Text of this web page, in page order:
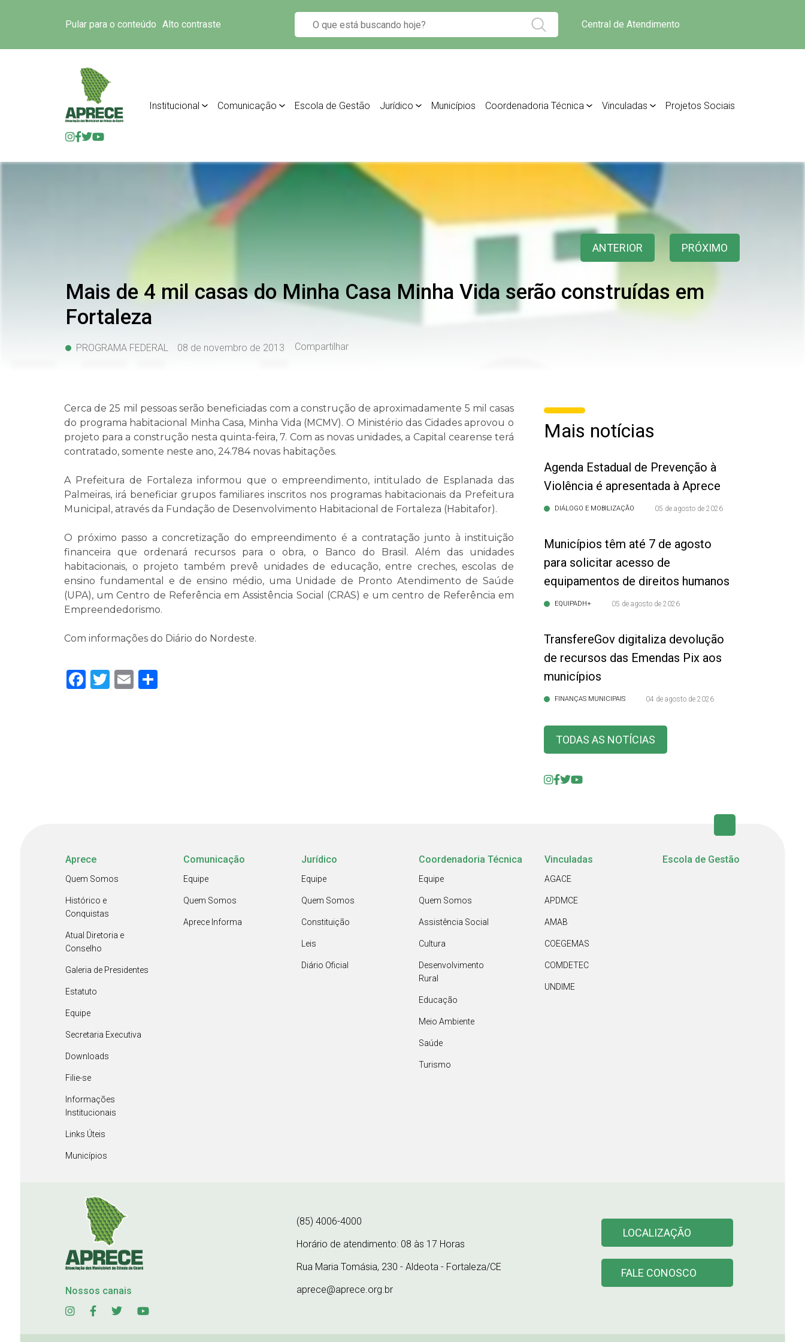
Pular para o conteúdo Alto contraste Central de Atendimento
Institucional Comunicação Escola de Gestão Jurídico Municípios Coordenadoria Técnica Vinculadas Projetos Sociais
ANTERIOR PRÓXIMO
Mais de 4 mil casas do Minha Casa Minha Vida serão construídas em
Fortaleza
PROGRAMA FEDERAL 08 de novembro de 2013 Compartilhar
Cerca de 25 mil pessoas serão beneficiadas com a construção de aproximadamente 5 mil casas
do programa habitacional Minha Casa, Minha Vida (MCMV). O Ministério das Cidades aprovou o
projeto para a construção nesta quinta-feira, 7. Com as novas unidades, a Capital cearense terá
contratado, somente neste ano, 24.784 novas habitações.
A Prefeitura de Fortaleza informou que o empreendimento, intitulado de Esplanada das
Palmeiras, irá beneficiar grupos familiares inscritos nos programas habitacionais da Prefeitura
Municipal, através da Fundação de Desenvolvimento Habitacional de Fortaleza (Habitafor).
O próximo passo a concretização do empreendimento é a contratação junto à instituição
financeira que ordenará recursos para o obra, o Banco do Brasil. Além das unidades
habitacionais, o projeto também prevê unidades de educação, entre creches, escolas de
ensino fundamental e de ensino médio, uma Unidade de Pronto Atendimento de Saúde
(UPA), um Centro de Referência em Assistência Social (CRAS) e um centro de Referência em
Empreendedorismo.
Com informações do Diário do Nordeste.
Facebook
Twitter
Email
Mais notícias
Agenda Estadual de Prevenção à
Violência é apresentada à Aprece
DIÁLOGO E MOBILIZAÇÃO 05 de agosto de 2026
Municípios têm até 7 de agosto
para solicitar acesso de
equipamentos de direitos humanos
EQUIPADH+ 05 de agosto de 2026
TransfereGov digitaliza devolução
de recursos das Emendas Pix aos
municípios
FINANÇAS MUNICIPAIS 04 de agosto de 2026
TODAS AS NOTÍCIAS
Aprece
Quem Somos
Histórico e
Conquistas
Atual Diretoria e
Conselho
Galeria de Presidentes
Estatuto
Equipe
Secretaria Executiva
Downloads
Filie-se
Informações
Institucionais
Links Úteis
Municípios
Comunicação
Equipe
Quem Somos
Aprece Informa
Jurídico
Equipe
Quem Somos
Constituição
Leis
Diário Oficial
Coordenadoria Técnica
Equipe
Quem Somos
Assistência Social
Cultura
Desenvolvimento
Rural
Educação
Meio Ambiente
Saúde
Turismo
Vinculadas
AGACE
APDMCE
AMAB
COEGEMAS
COMDETEC
UNDIME
Escola de Gestão
Nossos canais
(85) 4006-4000
Horário de atendimento: 08 às 17 Horas
Rua Maria Tomásia, 230 - Aldeota - Fortaleza/CE
aprece@aprece.org.br
LOCALIZAÇÃO
FALE CONOSCO